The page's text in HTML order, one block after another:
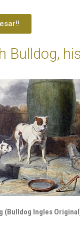
Bulldog,
(Bulldog Ingles